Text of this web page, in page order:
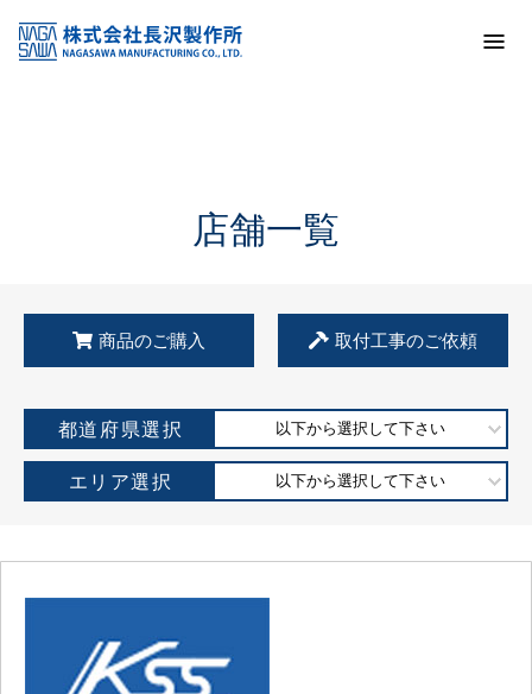
KSS加盟店・取扱店情報
店舗一覧
店舗一覧
商品のご購入 取付工事のご依頼
都道府県選択 以下から選択して下さい
エリア選択 以下から選択して下さい